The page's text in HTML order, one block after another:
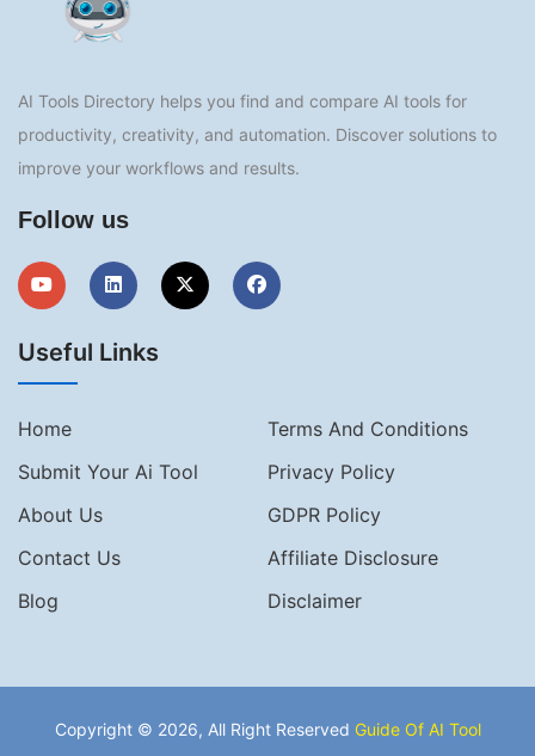
AI Tools Directory helps you find and compare AI tools for
productivity, creativity, and automation. Discover solutions to
improve your workflows and results.
Follow us
Useful Links
Home
Terms And Conditions
Submit Your Ai Tool
Privacy Policy
About Us
GDPR Policy
Contact Us
Affiliate Disclosure
Blog
Disclaimer
Copyright © 2026, All Right Reserved Guide Of AI Tool